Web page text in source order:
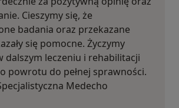
Cieszymy się, że
badania oraz przekazane
się pomocne. Życzymy
dalszym leczeniu i rehabilitacji
powrotu do pełnej sprawności.
Medecho